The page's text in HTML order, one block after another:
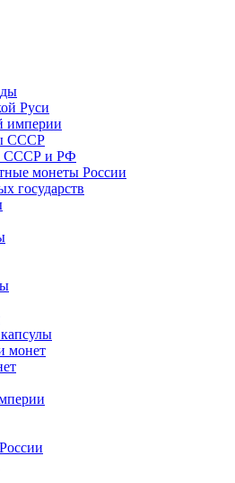
Руси
империи
СССР
СССР и РФ
монеты России
государств
монет